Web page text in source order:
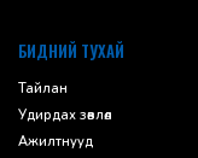
БИДНИЙ ТУХАЙ
Тайлан
Удирдах зөвлөл
Ажилтнууд